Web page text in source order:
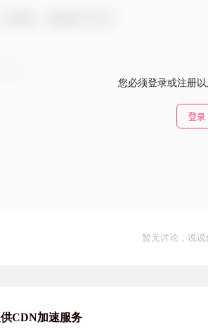
您必须登录或注册
登录
暂无讨论，说
CDN加速服务